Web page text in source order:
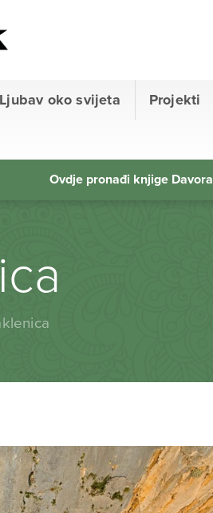
Ljubav oko svijeta Projekti
Ovdje pronađi knjige